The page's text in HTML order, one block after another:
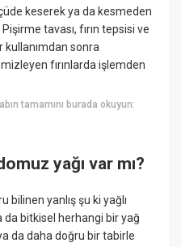
keserek ya da kesmeden
tavası, fırın tepsisi ve
kullanımdan sonra
fırınlarda işlemden
tamamını burada okuyun:
yağı var mı?
bilinen yanlış şu ki yağlı
da bitkisel herhangi bir yağ
da daha doğru bir tabirle